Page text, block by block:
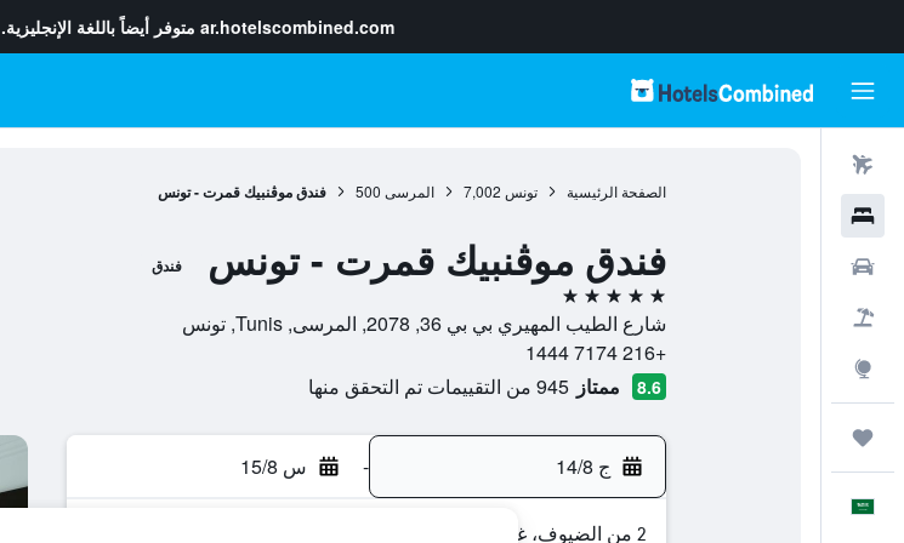
ar.hotelscombined.com متوفر أيضاً باللغة الإنجليزية.
الصفحة الرئيسية تونس 7,002 المرسى 500 فندق موڤنبيك قمرت - تونس
فندق موڤنبيك قمرت - تونس فندق
5 نجوم
شارع الطيب المهيري بي بي 36, 2078, المرسى, Tunis, تونس
+216 7174 1444
8.6 ممتاز 945 من التقييمات تم التحقق منها
ج 14/8 - س 15/8
2 من الضيوف، غرفة واحدة